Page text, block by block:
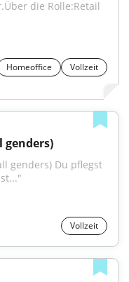
Homeoffice
Vollzeit
genders)
genders) Du pflegst
Vollzeit